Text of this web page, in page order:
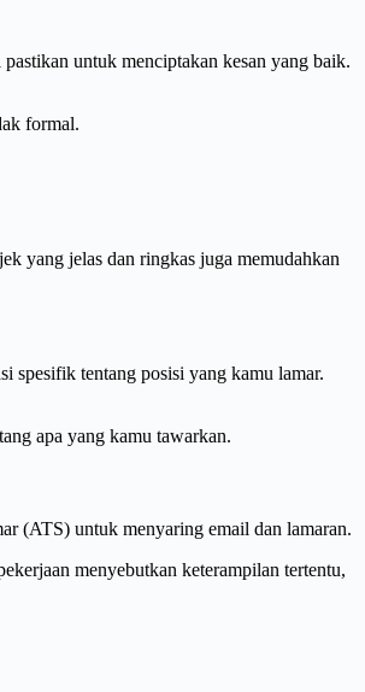
untuk menciptakan kesan yang baik.
formal.
yang jelas dan ringkas juga memudahkan
spesifik tentang posisi yang kamu lamar.
apa yang kamu tawarkan.
(ATS) untuk menyaring email dan lamaran.
menyebutkan keterampilan tertentu,